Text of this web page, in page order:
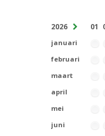
2026 01
januari
februari
maart
april
mei
juni